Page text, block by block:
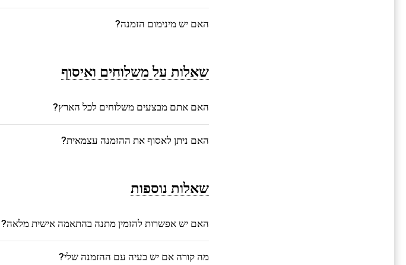
האם יש מינימום הזמנה?
שאלות על משלוחים ואיסוף
האם אתם מבצעים משלוחים לכל הארץ?
האם ניתן לאסוף את ההזמנה עצמאית?
שאלות נוספות
האם יש אפשרות להזמין מתנה בהתאמה אישית מלאה?
מה קורה אם יש בעיה עם ההזמנה שלי?